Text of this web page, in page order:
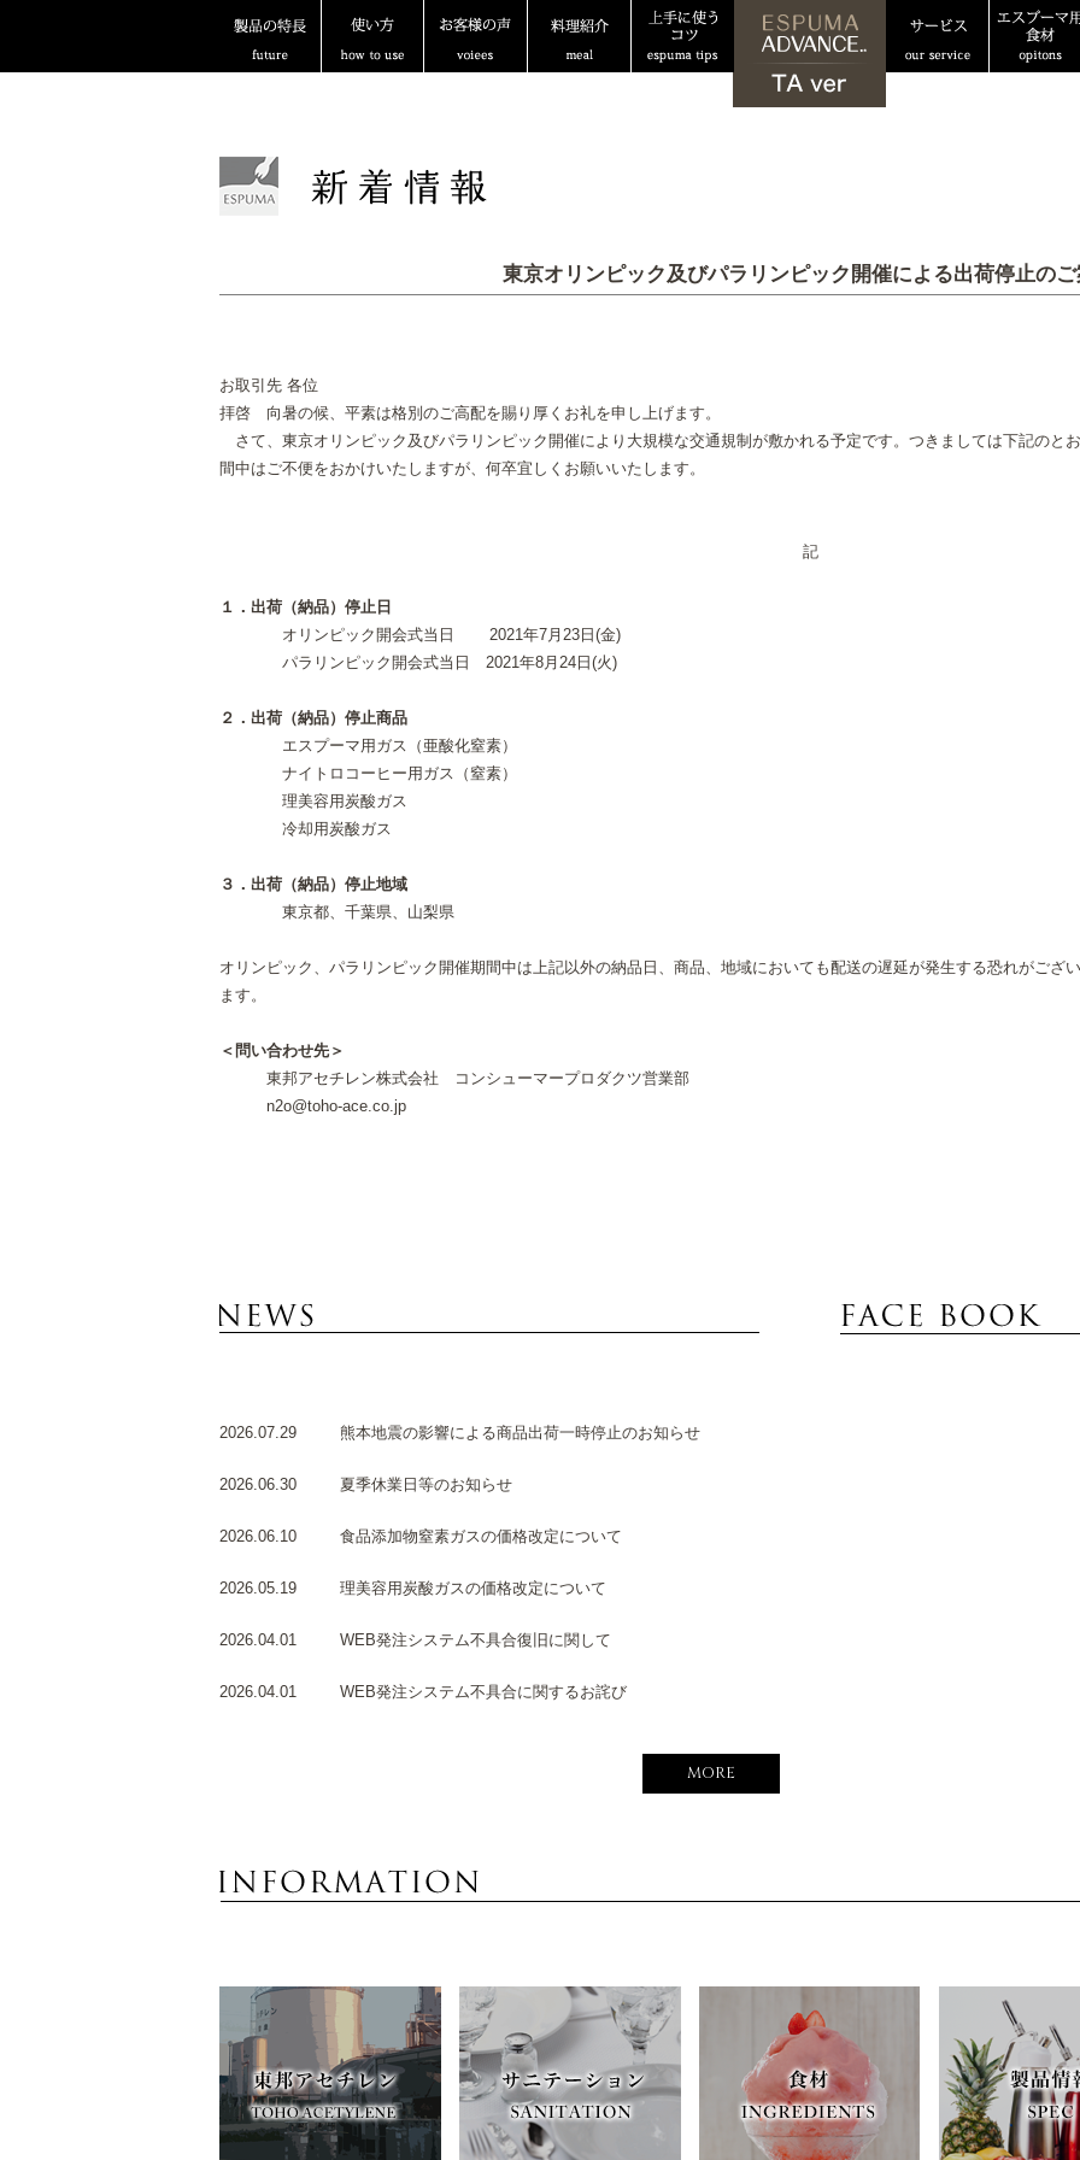
東京オリンピック及びパラリンピック開催による出荷停止の
お取引先 各位
拝啓 向暑の候、平素は格別のご高配を賜り厚くお礼を申し上げます。
さて、東京オリンピック及びパラリンピック開催により大規模な交通規制が敷かれる予定です。つきましては下記のと
間中はご不便をおかけいたしますが、何卒宜しくお願いいたします。
記
１．出荷（納品）停止日
オリンピック開会式当日 2021年7月23日(金)
パラリンピック開会式当日 2021年8月24日(火)
２．出荷（納品）停止商品
エスプーマ用ガス（亜酸化窒素）
ナイトロコーヒー用ガス（窒素）
理美容用炭酸ガス
冷却用炭酸ガス
３．出荷（納品）停止地域
東京都、千葉県、山梨県
オリンピック、パラリンピック開催期間中は上記以外の納品日、商品、地域においても配送の遅延が発生する恐れがござ
ます。
＜問い合わせ先＞
東邦アセチレン株式会社 コンシューマープロダクツ営業部
n2o@toho-ace.co.jp
2026.07.29 熊本地震の影響による商品出荷一時停止のお知らせ
2026.06.30 夏季休業日等のお知らせ
2026.06.10 食品添加物窒素ガスの価格改定について
2026.05.19 理美容用炭酸ガスの価格改定について
2026.04.01 WEB発注システム不具合復旧に関して
2026.04.01 WEB発注システム不具合に関するお詫び
MORE